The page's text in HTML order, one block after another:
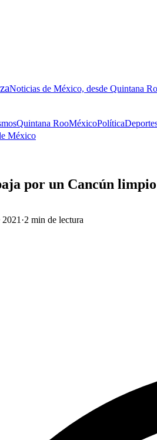
Noticias de México, desde Quintana
Quintana RooMéxicoPolítica
México
por un Cancún limpio
·2 min de lectura